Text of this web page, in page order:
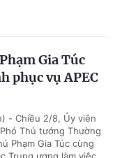
Gia Túc
phục vụ APEC
- Chiều 2/8, Ủy viên
Thủ tướng Thường
Phạm Gia Túc cùng
Trung ương làm việc...